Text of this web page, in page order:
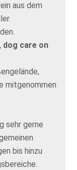
aus dem
dog care on
mitgenommen
sehr gerne
bis hinzu